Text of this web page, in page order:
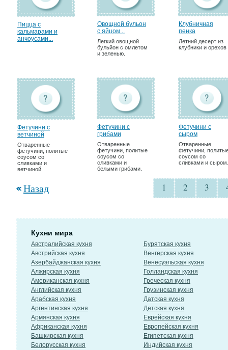
Пицца с
кальмарами и
анчоусами...
Овощной бульон
с яйцом...
Легкий овощной
бульйон с омлетом
и зеленью.
Клубничная
пенка
Летний десерт из
клубники и орехов
Фетучини с
ветчиной
Отваренные
фетучини, политые
соусом со
сливками и
ветчиной.
Фетучини с
грибами
Отваренные
фетучини, политые
соусом со
сливками и
белыми грибами.
Фетучини с
сыром
Отваренные
фетучини,
соусом со
сливками и сыром.
Назад 1 2 3
Кухни мира
Австралийская кухня
Австрийская кухня
Азербайджанская кухня
Алжирская кухня
Американская кухня
Английская кухня
Арабская кухня
Аргентинская кухня
Армянская кухня
Африканская кухня
Башкирская кухня
Белорусская кухня
Бурятская кухня
Венгерская кухня
Венесуэльская кухня
Голландская кухня
Греческая кухня
Грузинская кухня
Датская кухня
Детская кухня
Еврейская кухня
Европейская кухня
Египетская кухня
Индийская кухня